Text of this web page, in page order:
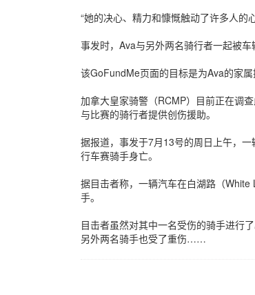
“她的决心、精力和慷慨触动了许多人的
事发时，Ava与另外两名骑行者一起被
该GoFundMe页面的目标是为Ava的家
加拿大皇家骑警（RCMP）目前正在调
与比赛的骑行者提供创伤援助。
据报道，事发于7月13号的周日上午，
行车赛骑手身亡。
据目击者称，一辆汽车在白湖路（
手。
目击者虽然对其中一名受伤的骑手进行
另外两名骑手也受了重伤……